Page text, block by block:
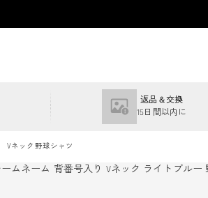
返品＆交換
15日間以内に
Vネック野球シャツ